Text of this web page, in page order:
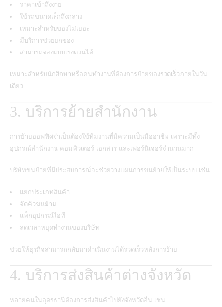
ราคาเข้าถึงง่าย
ใช้รถขนาดเล็กถึงกลาง
เหมาะสำหรับของไม่เยอะ
มีบริการช่วยยกของ
สามารถจองแบบเร่งด่วนได้
เหมาะสำหรับนักศึกษาหรือคนทำงานที่ต้องการย้ายของรวดเร็วภายในวัน
เดียว
3. บริการย้ายสำนักงาน
การย้ายออฟฟิศจำเป็นต้องใช้ทีมงานที่มีความเป็นมืออาชีพ เพราะมีทั้ง
อุปกรณ์สำนักงาน คอมพิวเตอร์ เอกสาร และเฟอร์นิเจอร์จำนวนมาก
บริษัทขนย้ายที่มีประสบการณ์จะช่วยวางแผนการขนย้ายให้เป็นระบบ เช่น
แยกประเภทสินค้า
จัดคิวขนย้าย
แพ็กอุปกรณ์ไอที
ลดเวลาหยุดทำงานของบริษัท
ช่วยให้ธุรกิจสามารถกลับมาดำเนินงานได้รวดเร็วหลังการย้าย
4. บริการส่งสินค้าต่างจังหวัด
หลายคนในอุดรธานีต้องการส่งสินค้าไปยังจังหวัดอื่น เช่น